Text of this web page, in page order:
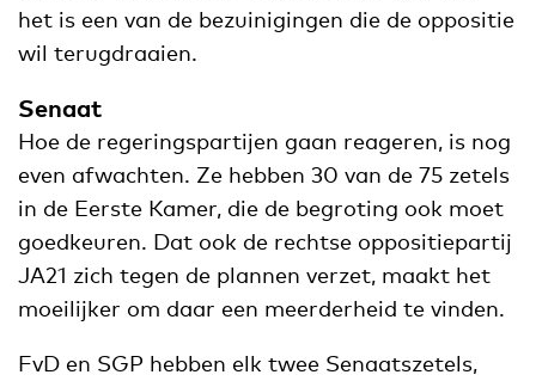
het is een van de bezuinigingen die de oppositie
wil terugdraaien.
Senaat
Hoe de regeringspartijen gaan reageren, is nog
even afwachten. Ze hebben 30 van de 75 zetels
in de Eerste Kamer, die de begroting ook moet
goedkeuren. Dat ook de rechtse oppositiepartij
JA21 zich tegen de plannen verzet, maakt het
moeilijker om daar een meerderheid te vinden.
FvD en SGP hebben elk twee Senaatszetels,